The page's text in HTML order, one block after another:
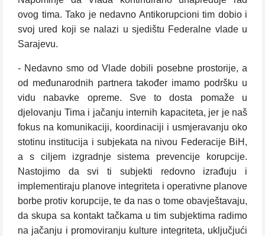
ovog tima. Tako je nedavno Antikorupcioni tim dobio i
svoj ured koji se nalazi u sjedištu Federalne vlade u
Sarajevu.
- Nedavno smo od Vlade dobili posebne prostorije, a
od međunarodnih partnera također imamo podršku u
vidu nabavke opreme. Sve to dosta pomaže u
djelovanju Tima i jačanju internih kapaciteta, jer je naš
fokus na komunikaciji, koordinaciji i usmjeravanju oko
stotinu institucija i subjekata na nivou Federacije BiH,
a s ciljem izgradnje sistema prevencije korupcije.
Nastojimo da svi ti subjekti redovno izrađuju i
implementiraju planove integriteta i operativne planove
borbe protiv korupcije, te da nas o tome obavještavaju,
da skupa sa kontakt tačkama u tim subjektima radimo
na jačanju i promoviranju kulture integriteta, uključjući